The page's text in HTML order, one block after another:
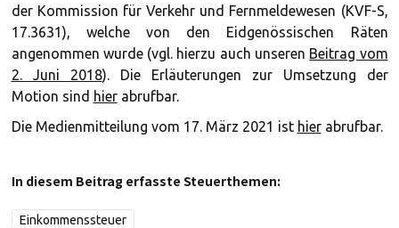
der Kommission für Verkehr und Fernmeldewesen (KVF-S,
17.3631), welche von den Eidgenössischen Räten
angenommen wurde (vgl. hierzu auch unseren Beitrag vom
2. Juni 2018). Die Erläuterungen zur Umsetzung der
Motion sind hierabrufbar.
Die Medienmitteilung vom 17. März 2021 ist hierabrufbar.
In diesem Beitrag erfasste Steuerthemen:
Einkommenssteuer